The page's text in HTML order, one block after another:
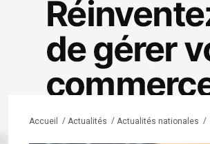
Accueil / Actualités / Actualités nationales /